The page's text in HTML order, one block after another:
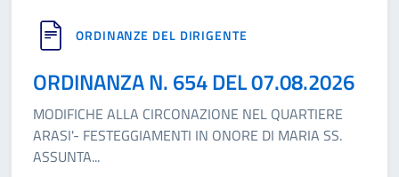
ORDINANZE DEL DIRIGENTE
ORDINANZA N. 654 DEL 07.08.2026
MODIFICHE ALLA CIRCONAZIONE NEL QUARTIERE
ARASI'- FESTEGGIAMENTI IN ONORE DI MARIA SS.
ASSUNTA...